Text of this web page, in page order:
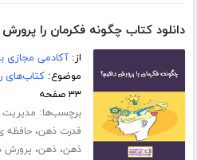
دانلود کتاب چگونه فکرمان را
از:آکادمی مجازی
موضوع:کتاب‌های
۳۳ صفحه
برچسب‌ها:
قدرت ذهن،حافظه
ذهن،ذهن، پرورش